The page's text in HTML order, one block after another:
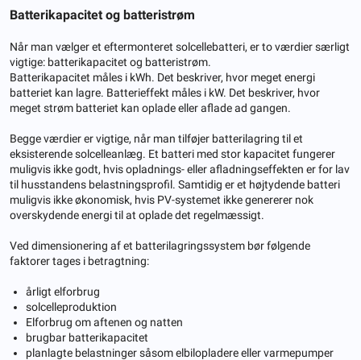
Batterikapacitet og batteristrøm
Når man vælger et eftermonteret solcellebatteri, er to værdier særligt
vigtige: batterikapacitet og batteristrøm.
Batterikapacitet måles i kWh. Det beskriver, hvor meget energi
batteriet kan lagre. Batterieffekt måles i kW. Det beskriver, hvor
meget strøm batteriet kan oplade eller aflade ad gangen.
Begge værdier er vigtige, når man tilføjer batterilagring til et
eksisterende solcelleanlæg. Et batteri med stor kapacitet fungerer
muligvis ikke godt, hvis opladnings- eller afladningseffekten er for lav
til husstandens belastningsprofil. Samtidig er et højtydende batteri
muligvis ikke økonomisk, hvis PV-systemet ikke genererer nok
overskydende energi til at oplade det regelmæssigt.
Ved dimensionering af et batterilagringssystem bør følgende
faktorer tages i betragtning:
årligt elforbrug
solcelleproduktion
Elforbrug om aftenen og natten
brugbar batterikapacitet
planlagte belastninger såsom elbilopladere eller varmepumper